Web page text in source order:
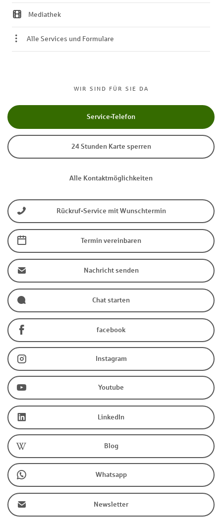
WIR SIND FÜR SIE DA
Service-Telefon
24 Stunden Karte sperren
Alle Kontaktmöglichkeiten
Rückruf-Service mit Wunschtermin
Termin vereinbaren
Nachricht senden
Chat starten
facebook
Instagram
Youtube
LinkedIn
Blog
Whatsapp
Newsletter
Mediathek
Alle Services und Formulare